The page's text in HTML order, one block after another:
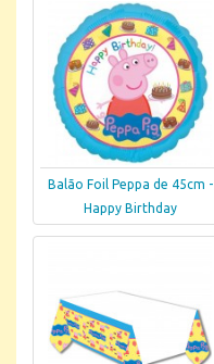
Balão Foil Peppa de 45cm -
Happy Birthday